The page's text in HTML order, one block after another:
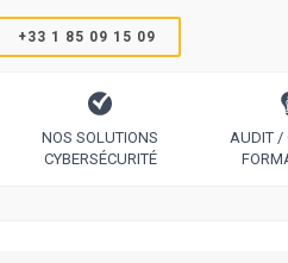
+33 1 85 09 15 09
NOS SOLUTIONS
CYBERSÉCURITÉ
AUDIT /